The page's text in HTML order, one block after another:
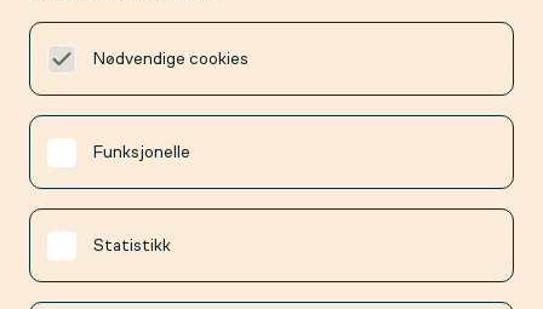
Nødvendige cookies
Funksjonelle
Statistikk